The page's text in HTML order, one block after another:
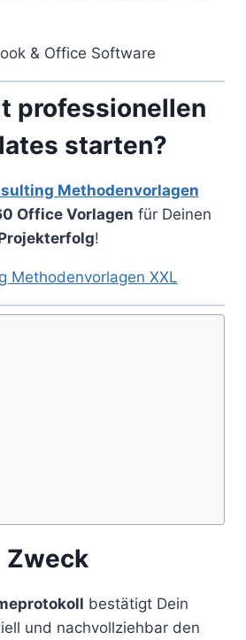
& Office Software
professionellen
starten?
Methodenvorlagen
Office Vorlagen für Deinen
!
Zweck
bestätigt Dein
und nachvollziehbar den